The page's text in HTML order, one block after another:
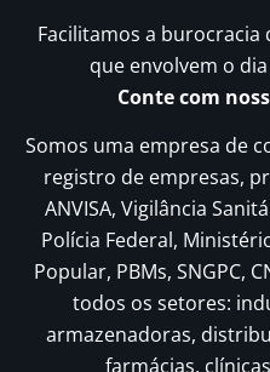
Facilitamos a
que envolvem o
Conte com
Somos uma empresa de
registro de empresas,
ANVISA, Vigilância
Polícia Federal,
Popular, PBMs, SNGPC,
todos os setores:
armazenadoras,
farmácias,